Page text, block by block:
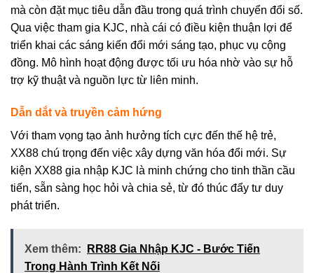
mà còn đặt mục tiêu dẫn đầu trong quá trình chuyển đổi số.
Qua việc tham gia KJC, nhà cái có điều kiện thuận lợi để
triển khai các sáng kiến đổi mới sáng tạo, phục vụ cộng
đồng. Mô hình hoạt động được tối ưu hóa nhờ vào sự hỗ
trợ kỹ thuật và nguồn lực từ liên minh.
Dẫn dắt và truyền cảm hứng
Với tham vọng tạo ảnh hưởng tích cực đến thế hệ trẻ,
XX88 chú trọng đến việc xây dựng văn hóa đổi mới. Sự
kiện XX88 gia nhập KJC là minh chứng cho tinh thần cầu
tiến, sẵn sàng học hỏi và chia sẻ, từ đó thúc đẩy tư duy
phát triển.
Xem thêm:
RR88 Gia Nhập KJC - Bước Tiến
Trong Hành Trình Kết Nối